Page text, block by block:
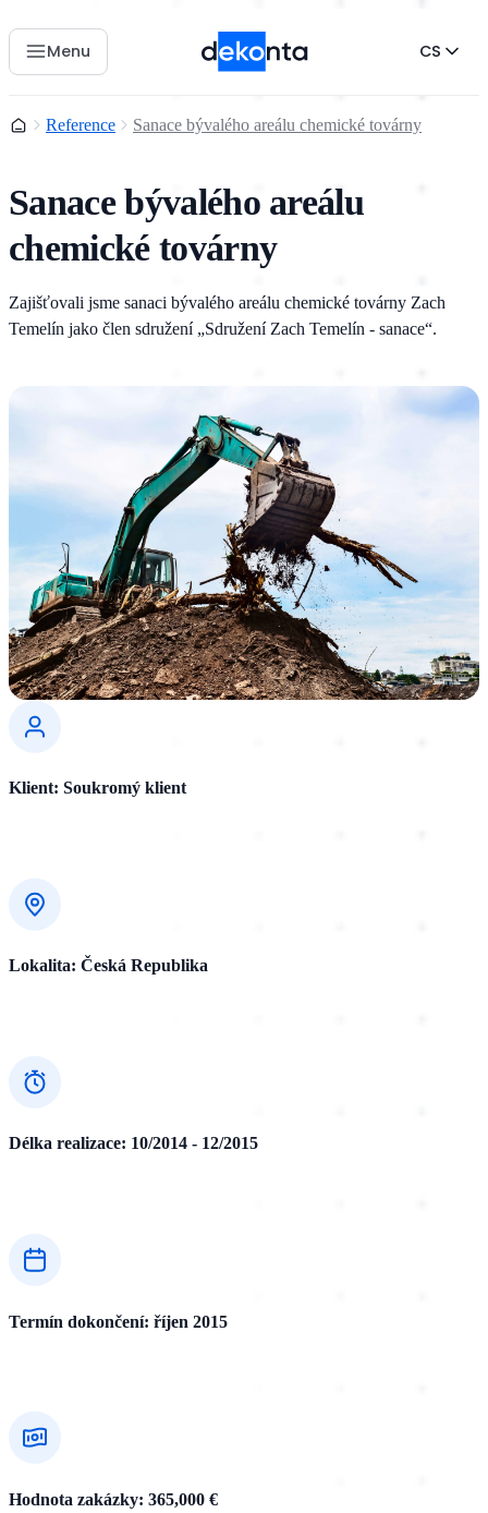
Menu CS
DomůReference Sanace bývalého areálu chemické továrny
Sanace bývalého areálu
chemické továrny
Zajišťovali jsme sanaci bývalého areálu chemické továrny Zach
Temelín jako člen sdružení „Sdružení Zach Temelín - sanace“.
Klient: Soukromý klient
Lokalita: Česká Republika
Délka realizace: 10/2014 - 12/2015
Termín dokončení: říjen 2015
Hodnota zakázky: 365,000 €